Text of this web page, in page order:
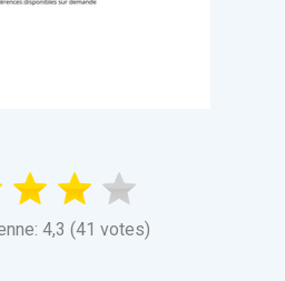
4,3 (41 votes)